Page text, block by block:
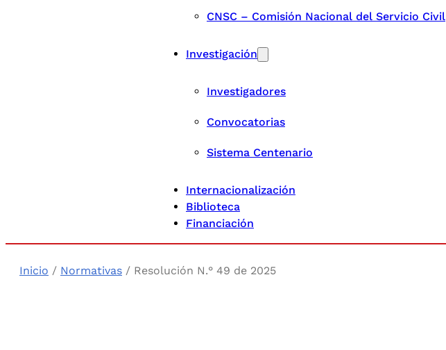
CNSC – Comisión Nacional del Servicio Civil
Investigación
Investigadores
Convocatorias
Sistema Centenario
Internacionalización
Biblioteca
Financiación
Inicio / Normativas / Resolución N.° 49 de 2025